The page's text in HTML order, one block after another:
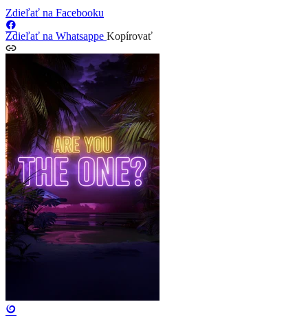
Zdieľať na Facebooku
Zdieľať na Whatsappe Kopírovať